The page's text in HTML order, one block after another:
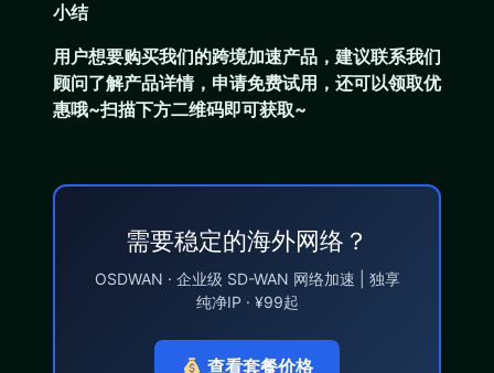
小结
用户想要购买我们的跨境加速产品，建议联系我们
顾问了解产品详情，申请免费试用，还可以领取优
惠哦~扫描下方二维码即可获取~
需要稳定的海外网络？
OSDWAN · 企业级 SD-WAN 网络加速 | 独享
纯净IP · ¥99起
查看套餐价格